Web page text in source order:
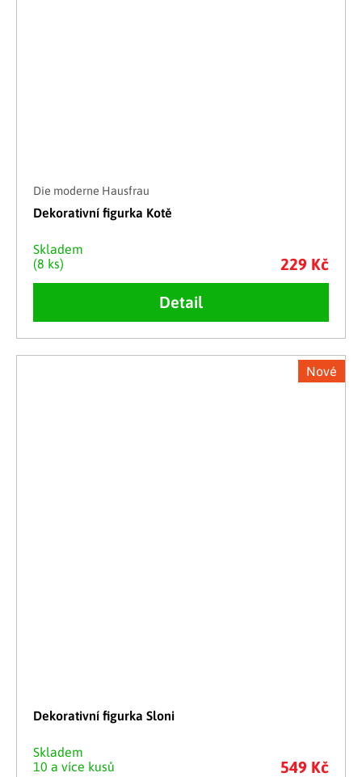
Die moderne Hausfrau
Dekorativní figurka Kotě
Skladem
(8 ks)
229 Kč
Detail
Nové
Dekorativní figurka Sloni
Skladem
10 a více kusů
549 Kč